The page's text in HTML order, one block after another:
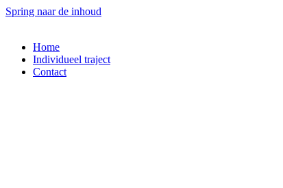
Spring naar de inhoud
Home
Individueel traject
Contact